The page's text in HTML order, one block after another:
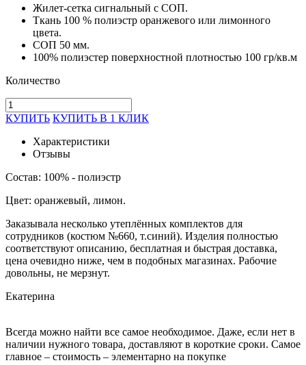
Жилет-сетка сигнальный с СОП.
Ткань 100 % полиэстр оранжевого или лимонного
цвета.
СОП 50 мм.
100% полиэстер поверхностной плотностью 100 гр/кв.м
Количество
КУПИТЬ КУПИТЬ В 1 КЛИК
Характеристики
Отзывы
Состав: 100% - полиэстр
Цвет: оранжевый, лимон.
Заказывала несколько утеплённых комплектов для
сотрудников (костюм №660, т.синий). Изделия полностью
соответствуют описанию, бесплатная и быстрая доставка,
цена очевидно ниже, чем в подобных магазинах. Рабочие
довольны, не мерзнут.
Екатерина
Всегда можно найти все самое необходимое. Даже, если нет в
наличии нужного товара, доставляют в короткие сроки. Самое
главное – стоимость – элементарно на покупке